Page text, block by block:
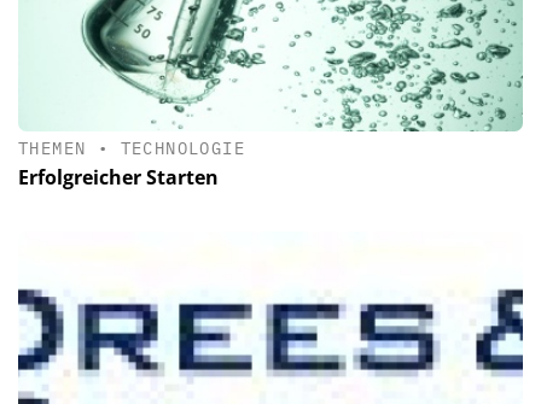
THEMEN • TECHNOLOGIE
Erfolgreicher Starten